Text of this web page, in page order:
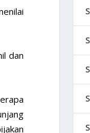
dan